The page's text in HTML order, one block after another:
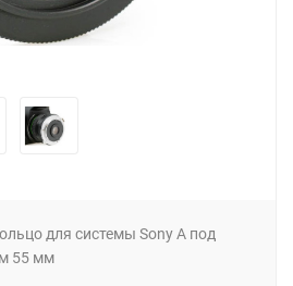
для системы Sony A под
55 мм